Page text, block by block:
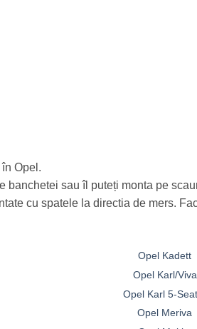
Opel.
sau îl puteți monta pe
cu spatele la directia de mers.
Opel Kadett
Opel Karl/Viva
Opel Karl 5-
Opel Meriva